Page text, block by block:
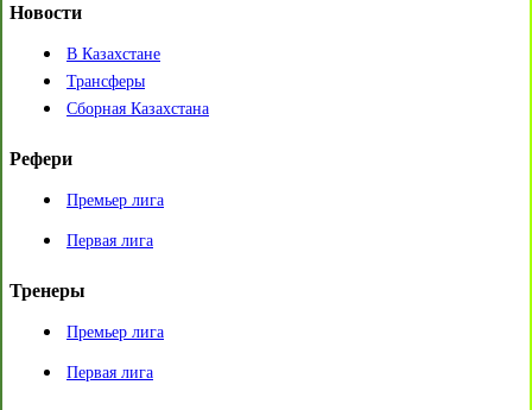
Новости
В Казахстане
Трансферы
Сборная Казахстана
Рефери
Премьер лига
Первая лига
Тренеры
Премьер лига
Первая лига